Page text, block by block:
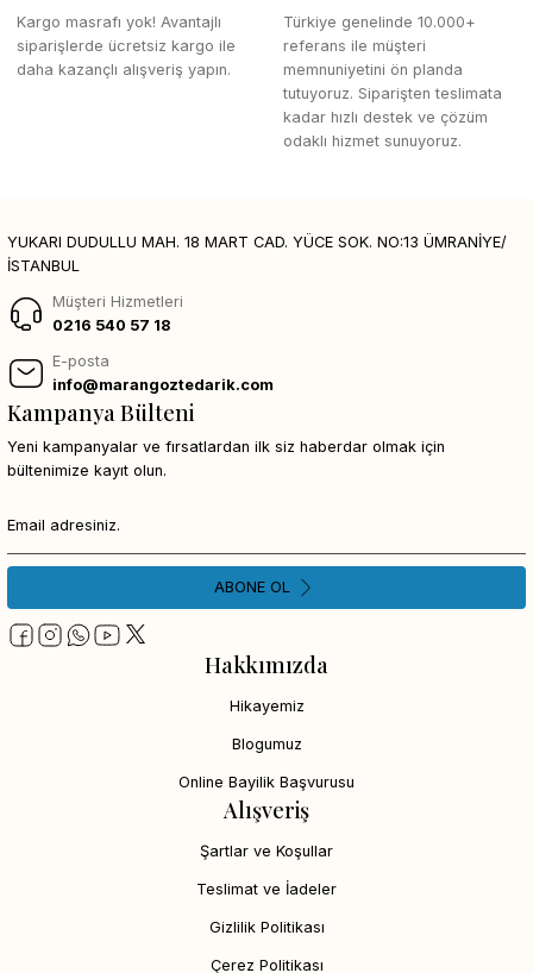
Kargo masrafı yok! Avantajlı
siparişlerde ücretsiz kargo ile
daha kazançlı alışveriş yapın.
Türkiye genelinde 10.000+
referans ile müşteri
memnuniyetini ön planda
tutuyoruz. Siparişten teslimata
kadar hızlı destek ve çözüm
odaklı hizmet sunuyoruz.
YUKARI DUDULLU MAH. 18 MART CAD. YÜCE SOK. NO:13 ÜMRANİYE/
İSTANBUL
Müşteri Hizmetleri
0216 540 57 18
E-posta
info@marangoztedarik.com
Hakkımızda
Hikayemiz
Blogumuz
Online Bayilik Başvurusu
Alışveriş
Şartlar ve Koşullar
Teslimat ve İadeler
Gizlilik Politikası
Çerez Politikası
Kampanya Bülteni
Yeni kampanyalar ve fırsatlardan ilk siz haberdar olmak için
bültenimize kayıt olun.
ABONE OL